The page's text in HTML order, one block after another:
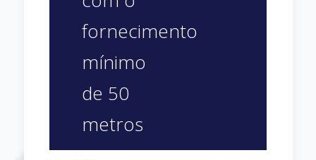
fornecimento
mínimo
de 50
metros